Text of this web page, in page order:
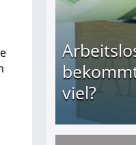
viel?